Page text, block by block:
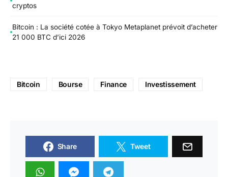
cryptos
Bitcoin : La société cotée à Tokyo Metaplanet prévoit d’acheter
21 000 BTC d’ici 2026
Bitcoin Bourse Finance Investissement
Share Tweet